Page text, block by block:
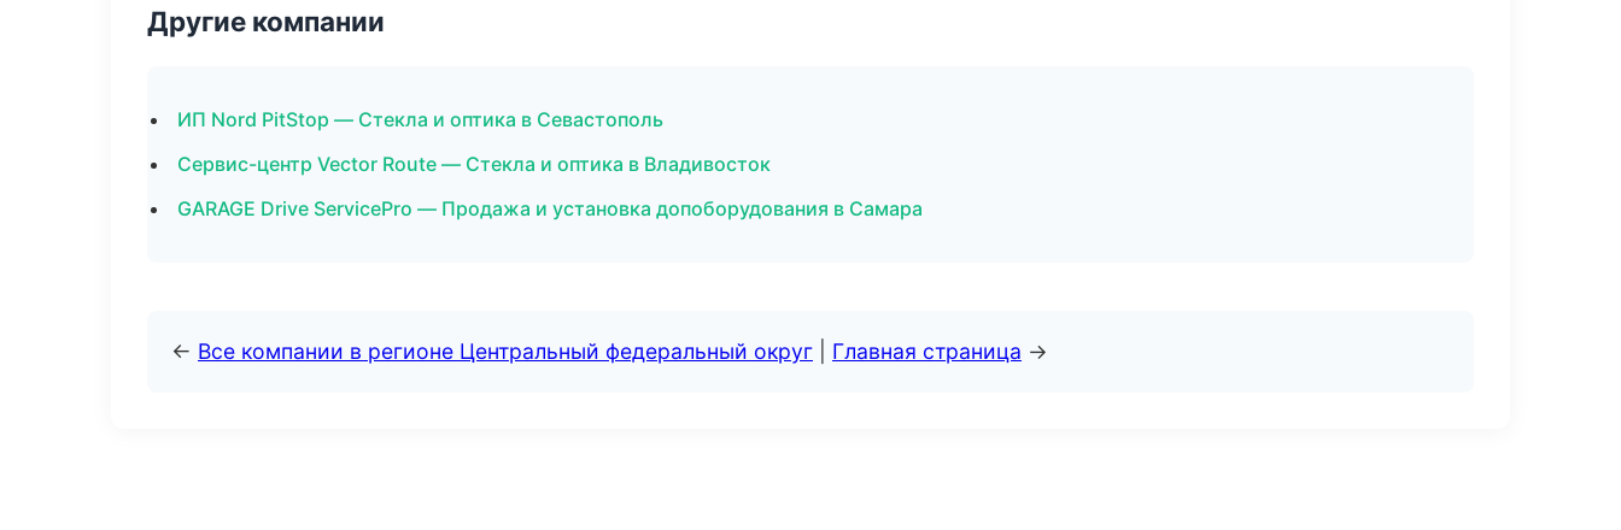
Другие компании
ИП Nord PitStop — Стекла и оптика в Севастополь
Сервис-центр Vector Route — Стекла и оптика в Владивосток
GARAGE Drive ServicePro — Продажа и установка допоборудования в Самара
← Все компании в регионе Центральный федеральный округ Главная страница →